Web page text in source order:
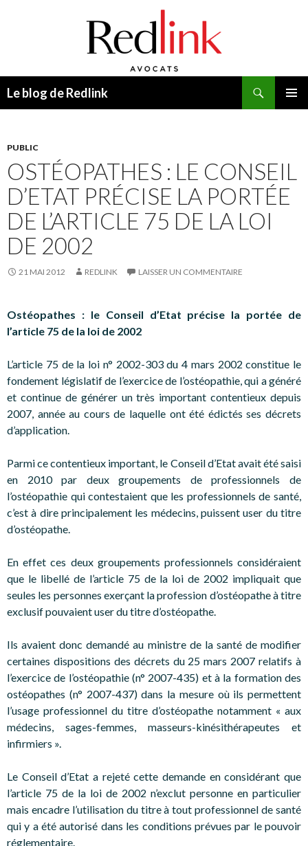
Le blog de Redlink
PUBLIC
OSTÉOPATHES : LE CONSEIL
D’ETAT PRÉCISE LA PORTÉE
DE L’ARTICLE 75 DE LA LOI
DE 2002
21 MAI 2012 REDLINK LAISSER UN COMMENTAIRE
Ostéopathes : le Conseil d’Etat précise la portée de
l’article 75 de la loi de 2002
L’article 75 de la loi n° 2002-303 du 4 mars 2002 constitue le
fondement législatif de l’exercice de l’ostéopathie, qui a généré
et continue de générer un très important contentieux depuis
2007, année au cours de laquelle ont été édictés ses décrets
d’application.
Parmi ce contentieux important, le Conseil d’Etat avait été saisi
en 2010 par deux groupements de professionnels de
l’ostéopathie qui contestaient que les professionnels de santé,
c’est à dire principalement les médecins, puissent user du titre
d’ostéopathe.
En effet ces deux groupements professionnels considéraient
que le libellé de l’article 75 de la loi de 2002 impliquait que
seules les personnes exerçant la profession d’ostéopathe à titre
exclusif pouvaient user du titre d’ostéopathe.
Ils avaient donc demandé au ministre de la santé de modifier
certaines dispositions des décrets du 25 mars 2007 relatifs à
l’exercice de l’ostéopathie (n° 2007-435) et à la formation des
ostéopathes (n° 2007-437) dans la mesure où ils permettent
l’usage professionnel du titre d’ostéopathe notamment « aux
médecins, sages-femmes, masseurs-kinésithérapeutes et
infirmiers ».
Le Conseil d’Etat a rejeté cette demande en considérant que
l’article 75 de la loi de 2002 n’exclut personne en particulier
mais encadre l’utilisation du titre à tout professionnel de santé
qui y a été autorisé dans les conditions prévues par le pouvoir
réglementaire.